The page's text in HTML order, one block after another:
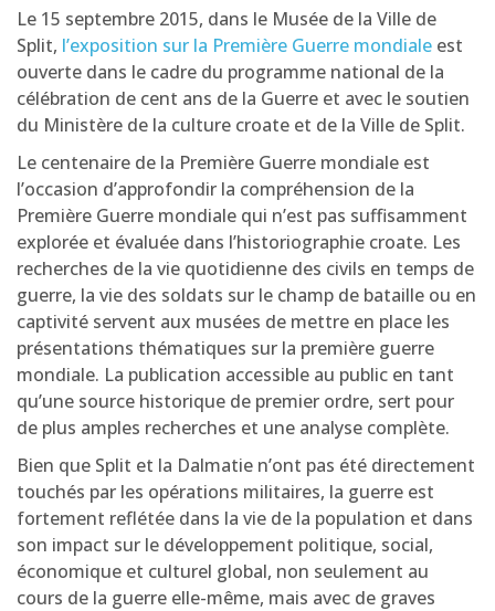
Le 15 septembre 2015, dans le Musée de la Ville de
Split, l’exposition sur la Première Guerre mondiale est
ouverte dans le cadre du programme national de la
célébration de cent ans de la Guerre et avec le soutien
du Ministère de la culture croate et de la Ville de Split.
Le centenaire de la Première Guerre mondiale est
l’occasion d’approfondir la compréhension de la
Première Guerre mondiale qui n’est pas suffisamment
explorée et évaluée dans l’historiographie croate. Les
recherches de la vie quotidienne des civils en temps de
guerre, la vie des soldats sur le champ de bataille ou en
captivité servent aux musées de mettre en place les
présentations thématiques sur la première guerre
mondiale. La publication accessible au public en tant
qu’une source historique de premier ordre, sert pour
de plus amples recherches et une analyse complète.
Bien que Split et la Dalmatie n’ont pas été directement
touchés par les opérations militaires, la guerre est
fortement reflétée dans la vie de la population et dans
son impact sur le développement politique, social,
économique et culturel global, non seulement au
cours de la guerre elle-même, mais avec de graves